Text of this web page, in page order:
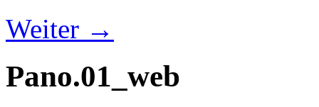
Weiter →
Pano.01_web